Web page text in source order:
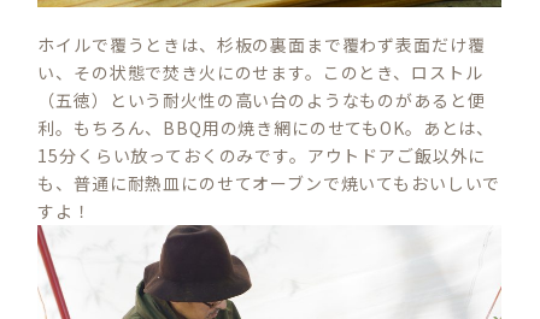
ホイルで覆うときは、杉板の裏面まで覆わず表面だけ覆
い、その状態で焚き火にのせます。このとき、ロストル
（五徳）という耐火性の高い台のようなものがあると便
利。もちろん、BBQ用の焼き網にのせてもOK。あとは、
15分くらい放っておくのみです。アウトドアご飯以外に
も、普通に耐熱皿にのせてオーブンで焼いてもおいしいで
すよ！